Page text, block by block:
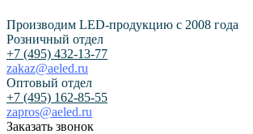
Производим LED-продукцию с 2008 года
Розничный отдел
+7 (495) 432-13-77
zakaz@aeled.ru
Оптовый отдел
+7 (495) 162-85-55
zapros@aeled.ru
Заказать звонок